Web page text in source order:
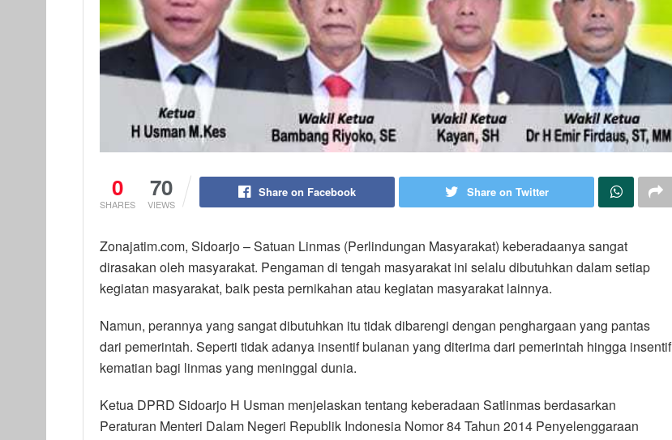
0
SHARES
70
VIEWS
Share on Facebook Share on Twitter
Zonajatim.com, Sidoarjo – Satuan Linmas (Perlindungan Masyarakat) keberadaanya sangat
dirasakan oleh masyarakat. Pengaman di tengah masyarakat ini selalu dibutuhkan dalam setiap
kegiatan masyarakat, baik pesta pernikahan atau kegiatan masyarakat lainnya.
Namun, perannya yang sangat dibutuhkan itu tidak dibarengi dengan penghargaan yang pantas
dari pemerintah. Seperti tidak adanya insentif bulanan yang diterima dari pemerintah hingga insentif
kematian bagi linmas yang meninggal dunia.
Ketua DPRD Sidoarjo H Usman menjelaskan tentang keberadaan Satlinmas berdasarkan
Peraturan Menteri Dalam Negeri Republik Indonesia Nomor 84 Tahun 2014 Penyelenggaraan